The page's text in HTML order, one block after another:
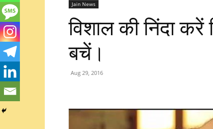
Jain News
विशाल की निंदा
बचें।
Aug 29, 2016